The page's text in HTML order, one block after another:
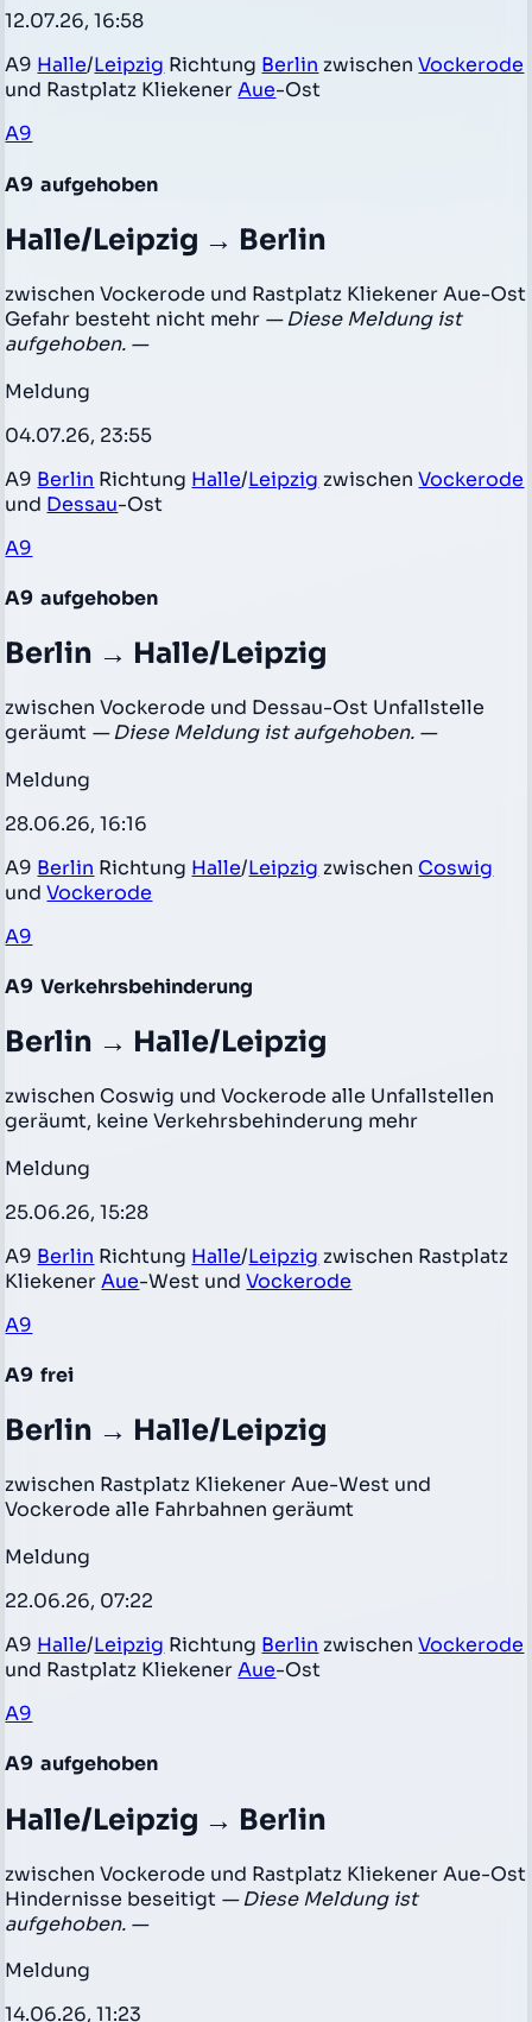
12.07.26, 16:58
A9 Halle/Leipzig Richtung Berlin zwischenVockerode
und Rastplatz KliekenerAue-Ost
A9
A9 aufgehoben
Halle/Leipzig → Berlin
zwischen Vockerode und Rastplatz Kliekener Aue-Ost
Gefahr besteht nicht mehr — Diese Meldung ist
aufgehoben. —
Meldung
04.07.26, 23:55
A9 Berlin Richtung Halle/Leipzig zwischenVockerode
und Dessau-Ost
A9
A9 aufgehoben
Berlin → Halle/Leipzig
zwischen Vockerode und Dessau-Ost Unfallstelle
geräumt — Diese Meldung ist aufgehoben. —
Meldung
28.06.26, 16:16
A9 Berlin Richtung Halle/Leipzig zwischen Coswig
undVockerode
A9
A9 Verkehrsbehinderung
Berlin → Halle/Leipzig
zwischen Coswig und Vockerode alle Unfallstellen
geräumt, keine Verkehrsbehinderung mehr
Meldung
25.06.26, 15:28
A9 Berlin Richtung Halle/Leipzig zwischen Rastplatz
KliekenerAue-West undVockerode
A9
A9 frei
Berlin → Halle/Leipzig
zwischen Rastplatz Kliekener Aue-West und
Vockerode alle Fahrbahnen geräumt
Meldung
22.06.26, 07:22
A9 Halle/Leipzig Richtung Berlin zwischenVockerode
und Rastplatz KliekenerAue-Ost
A9
A9 aufgehoben
Halle/Leipzig → Berlin
zwischen Vockerode und Rastplatz Kliekener Aue-Ost
Hindernisse beseitigt — Diese Meldung ist
aufgehoben. —
Meldung
14.06.26, 11:23